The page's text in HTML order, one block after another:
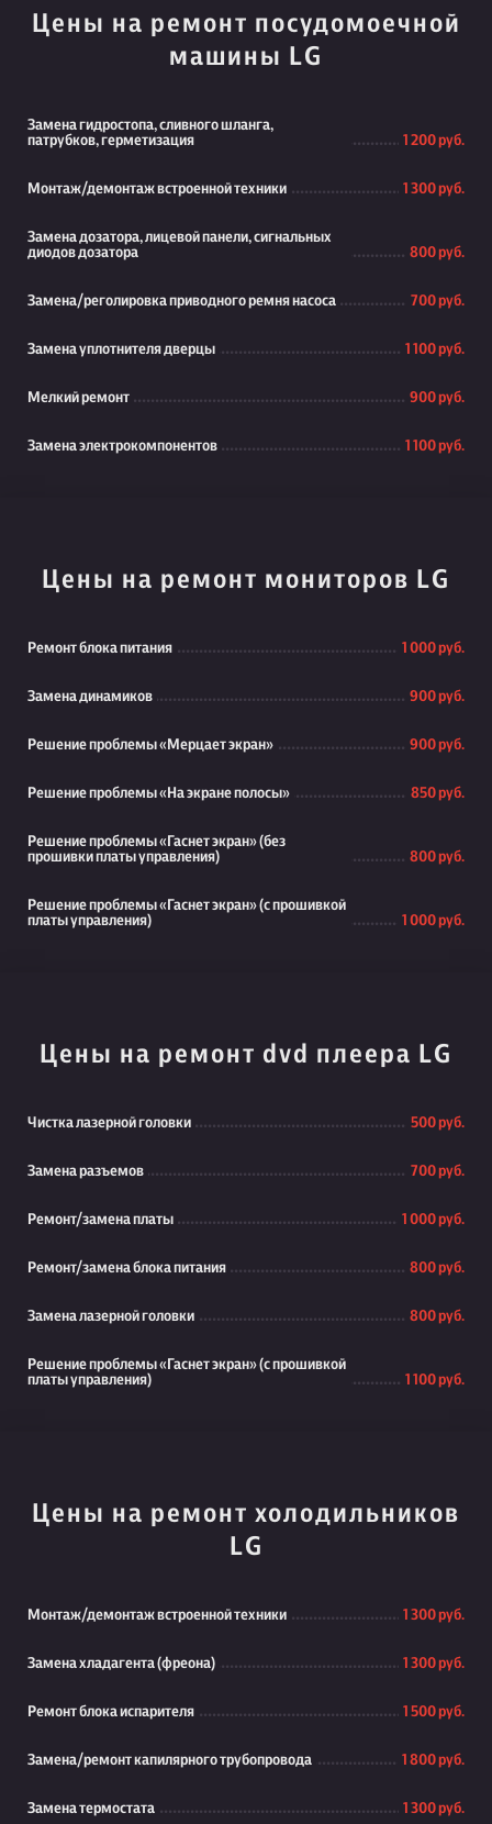
Цены на ремонт посудомоечной
машины LG
Замена гидростопа, сливного шланга,
патрубков, герметизация
1 200 руб.
Монтаж/демонтаж встроенной техники 1 300 руб.
Замена дозатора, лицевой панели, сигнальных
диодов дозатора
800 руб.
Замена/реголировка приводного ремня насоса 700 руб.
Замена уплотнителя дверцы 1 100 руб.
Мелкий ремонт 900 руб.
Замена электрокомпонентов 1 100 руб.
Цены на ремонт мониторов LG
Ремонт блока питания 1 000 руб.
Замена динамиков 900 руб.
Решение проблемы «Мерцает экран» 900 руб.
Решение проблемы «На экране полосы» 850 руб.
Решение проблемы «Гаснет экран» (без
прошивки платы управления)
800 руб.
Решение проблемы «Гаснет экран» (с прошивкой
платы управления)
1 000 руб.
Цены на ремонт dvd плеера LG
Чистка лазерной головки 500 руб.
Замена разъемов 700 руб.
Ремонт/замена платы 1 000 руб.
Ремонт/замена блока питания 800 руб.
Замена лазерной головки 800 руб.
Решение проблемы «Гаснет экран» (с прошивкой
платы управления)
1 100 руб.
Цены на ремонт холодильников
LG
Монтаж/демонтаж встроенной техники 1 300 руб.
Замена хладагента (фреона) 1 300 руб.
Ремонт блока испарителя 1 500 руб.
Замена/ремонт капилярного трубопровода 1 800 руб.
Замена термостата 1 300 руб.